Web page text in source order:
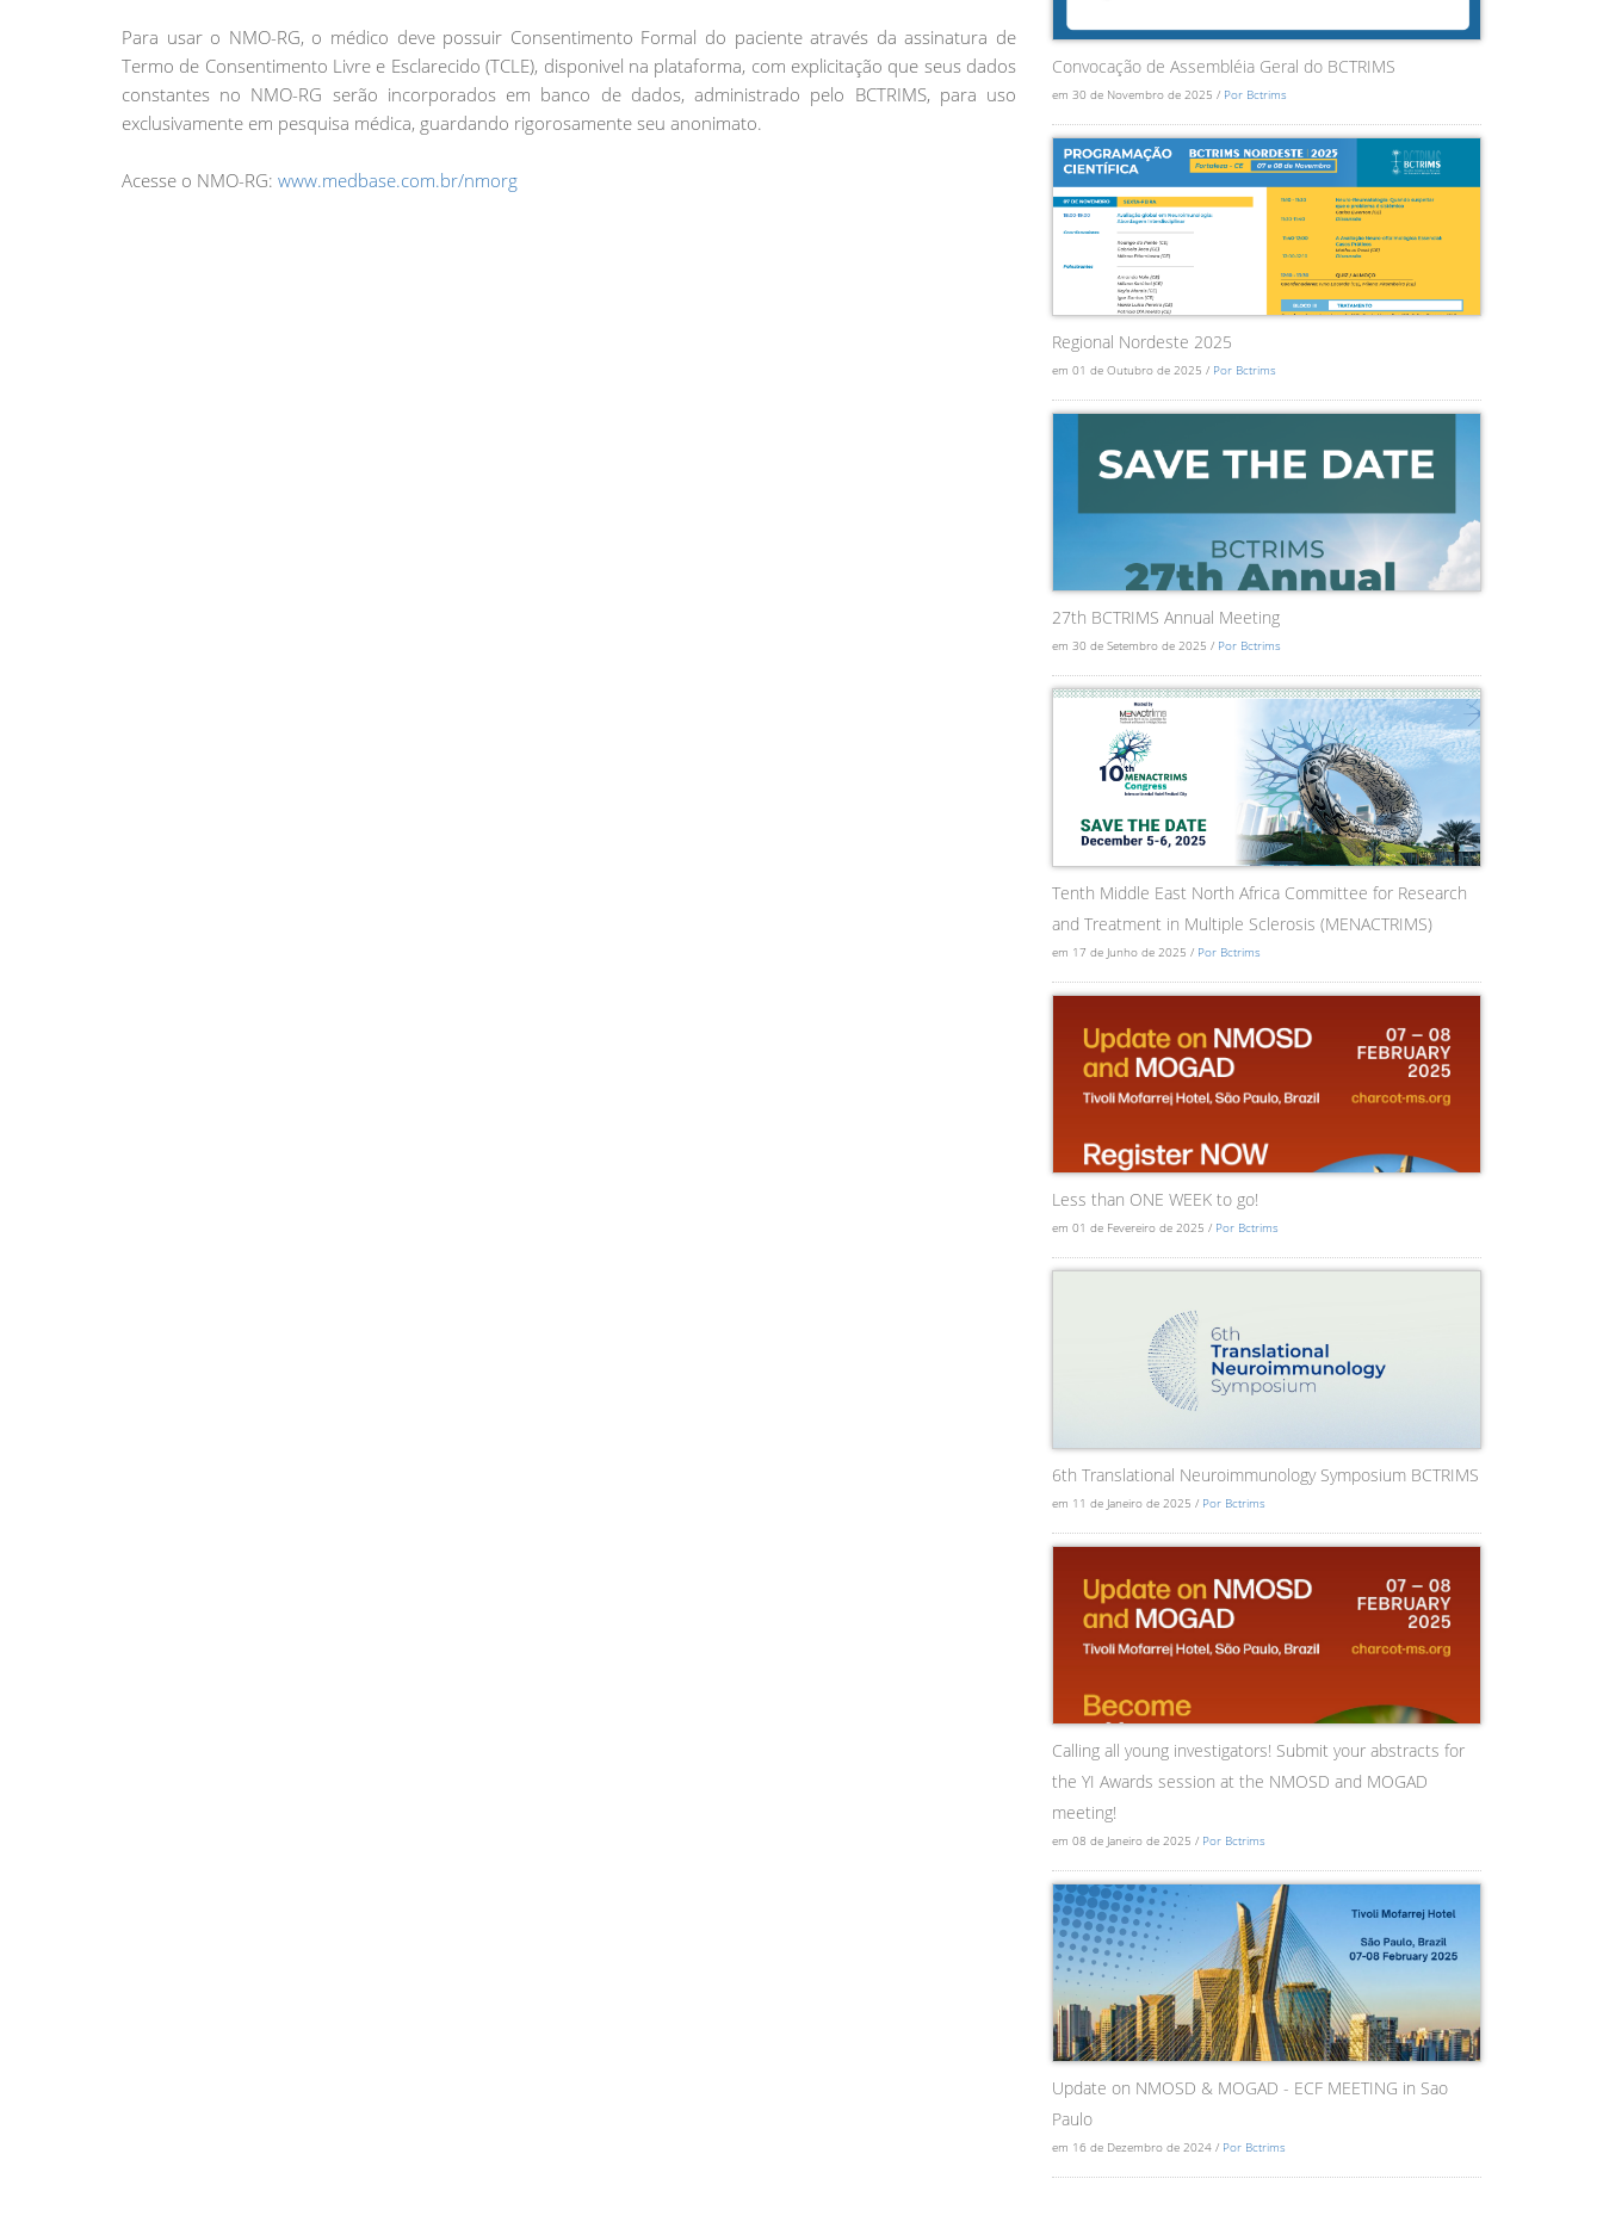
Para usar o NMO-RG, o médico deve possuir Consentimento Formal do paciente através da assinatura de
Termo de Consentimento Livre e Esclarecido (TCLE), disponivel na plataforma, com explicitação que seus dados
constantes no NMO-RG serão incorporados em banco de dados, administrado pelo BCTRIMS, para uso
exclusivamente em pesquisa médica, guardando rigorosamente seu anonimato.
Acesse o NMO-RG: www.medbase.com.br/nmorg
Convocação de Assembléia Geral do BCTRIMS
em 30 de Novembro de 2025 / Por Bctrims
Regional Nordeste 2025
em 01 de Outubro de 2025 / Por Bctrims
27th BCTRIMS Annual Meeting
em 30 de Setembro de 2025 / Por Bctrims
Tenth Middle East North Africa Committee for Research
and Treatment in Multiple Sclerosis (MENACTRIMS)
em 17 de Junho de 2025 / Por Bctrims
Less than ONE WEEK to go!
em 01 de Fevereiro de 2025 / Por Bctrims
6th Translational Neuroimmunology Symposium BCTRIMS
em 11 de Janeiro de 2025 / Por Bctrims
Calling all young investigators! Submit your abstracts for
the YI Awards session at the NMOSD and MOGAD
meeting!
em 08 de Janeiro de 2025 / Por Bctrims
Update on NMOSD & MOGAD - ECF MEETING in Sao
Paulo
em 16 de Dezembro de 2024 / Por Bctrims